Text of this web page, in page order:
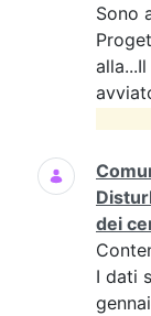
Sono
dei
I dati